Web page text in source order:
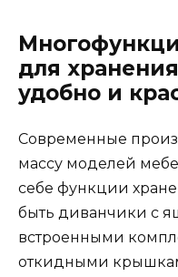
для
удобно и
Современные
массу моделей
себе функции
быть диванчики с
встроенными
откидными